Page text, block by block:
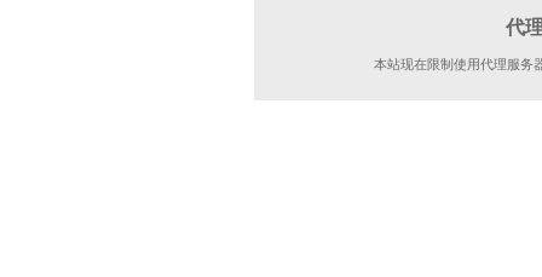
代
本站现在限制使用代理服务